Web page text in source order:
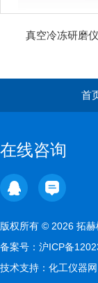
真空冷冻研磨
首
在线咨询
版权所有 © 2026 拓
备案号： 沪ICP备
技术支持： 化工仪器网